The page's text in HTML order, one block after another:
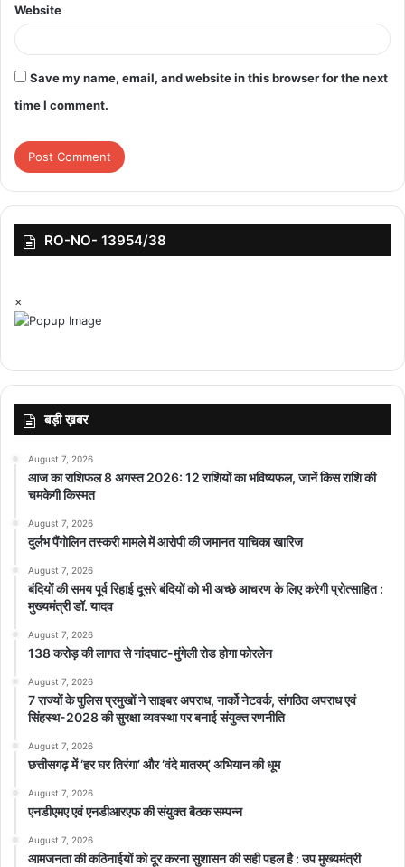
Website
Save my name, email, and website in this browser for the next
time I comment.
RO-NO- 13954/38
×
बड़ी ख़बर
August 7, 2026
आज का राशिफल 8 अगस्त 2026: 12 राशियों का भविष्यफल, जानें किस राशि की
चमकेगी किस्मत
August 7, 2026
दुर्लभ पैंगोलिन तस्करी मामले में आरोपी की जमानत याचिका खारिज
August 7, 2026
बंदियों की समय पूर्व रिहाई दूसरे बंदियों को भी अच्छे आचरण के लिए करेगी प्रोत्साहित :
मुख्यमंत्री डॉ. यादव
August 7, 2026
138 करोड़ की लागत से नांदघाट-मुंगेली रोड होगा फोरलेन
August 7, 2026
7 राज्यों के पुलिस प्रमुखों ने साइबर अपराध, नार्को नेटवर्क, संगठित अपराध एवं
सिंहस्थ-2028 की सुरक्षा व्यवस्था पर बनाई संयुक्त रणनीति
August 7, 2026
छत्तीसगढ़ में ‘हर घर तिरंगा’ और ‘वंदे मातरम्’ अभियान की धूम
August 7, 2026
एनडीएमए एवं एनडीआरएफ की संयुक्त बैठक सम्पन्न
August 7, 2026
आमजनता की कठिनाईयों को दूर करना सुशासन की सही पहल है : उप मुख्यमंत्री